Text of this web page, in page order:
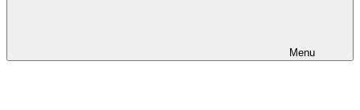
Menu